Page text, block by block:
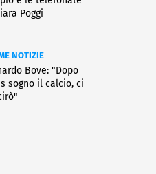
Poggi
NOTIZIE
Bove: "Dopo
sogno il calcio, ci